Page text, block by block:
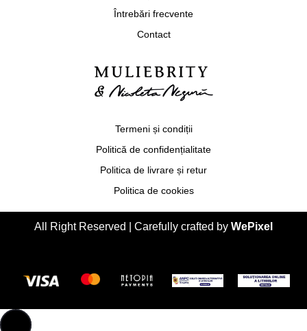
Întrebări frecvente
Contact
Termeni și condiții
Politică de confidențialitate
Politica de livrare și retur
Politica de cookies
All Right Reserved | Carefully crafted by WePixel